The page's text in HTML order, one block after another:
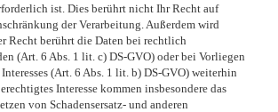
ist. Dies berührt nicht Ihr Recht auf
der Verarbeitung. Außerdem wird
Recht berührt die Daten bei rechtlich
(Art. 6 Abs. 1 lit. c) DS-GVO) oder bei Vorliegen
(Art. 6 Abs. 1 lit. b) DS-GVO) weiterhin
Interesse kommen insbesondere das
von Schadensersatz- und anderen